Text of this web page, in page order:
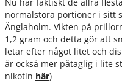
normalstora portioner i sitt
Änglaholm. Vikten på
1,2 gram och detta gör att
letar efter något litet och
är också mer påtaglig i lite
nikotin här)